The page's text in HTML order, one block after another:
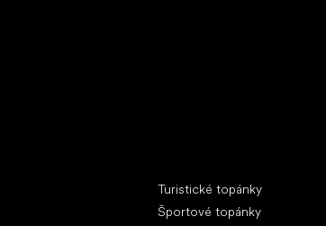
Turistické topánky
Športové topánky